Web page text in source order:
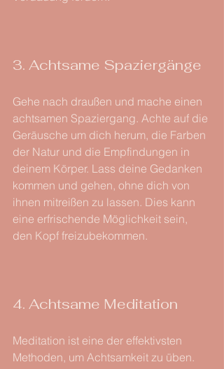
3. Achtsame Spaziergänge
Gehe nach draußen und mache einen
achtsamen Spaziergang. Achte auf die
Geräusche um dich herum, die Farben
der Natur und die Empfindungen in
deinem Körper. Lass deine Gedanken
kommen und gehen, ohne dich von
ihnen mitreißen zu lassen. Dies kann
eine erfrischende Möglichkeit sein,
den Kopf freizubekommen.
4. Achtsame Meditation
Meditation ist eine der effektivsten
Methoden, um Achtsamkeit zu üben.